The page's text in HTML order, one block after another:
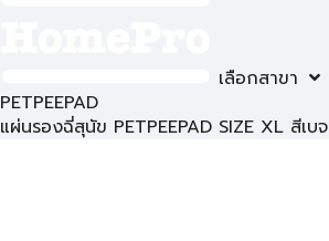
เลือกสาขา
PETPEEPAD
แผ่นรองฉี่สุนัข PETPEEPAD SIZE XL สีเบจ